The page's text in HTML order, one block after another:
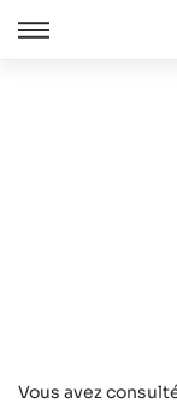
Vous avez